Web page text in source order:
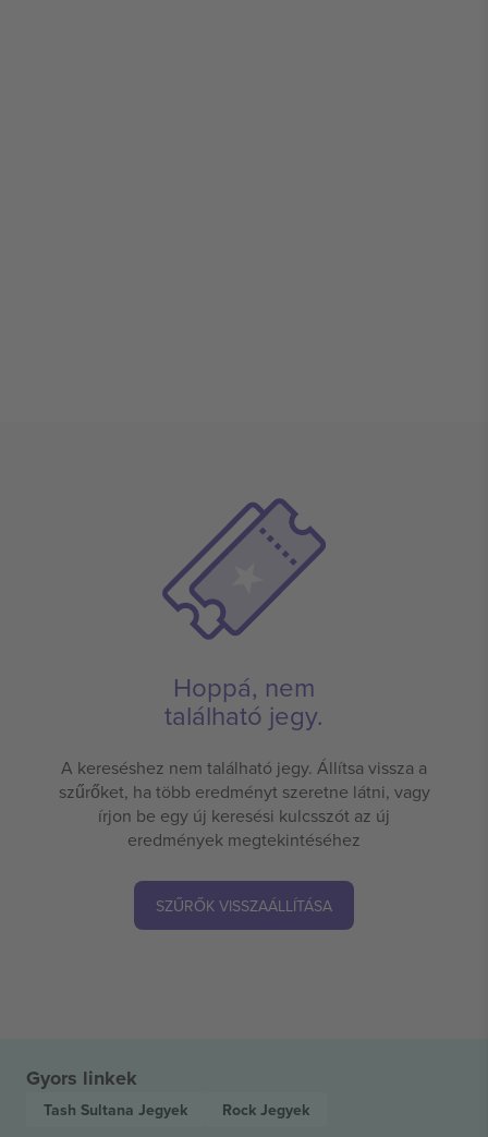
Hoppá, nem
található jegy.
A kereséshez nem található jegy. Állítsa vissza a
szűrőket, ha több eredményt szeretne látni, vagy
írjon be egy új keresési kulcsszót az új
eredmények megtekintéséhez
SZŰRŐK VISSZAÁLLÍTÁSA
Gyors linkek
Tash Sultana Jegyek Rock Jegyek